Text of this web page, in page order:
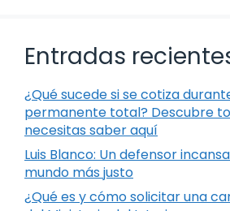
Entradas
¿Qué sucede si se cotiza
permanente total? Descubre
necesitas saber aquí
Luis Blanco: Un defensor
mundo más justo
¿Qué es y cómo solicitar una